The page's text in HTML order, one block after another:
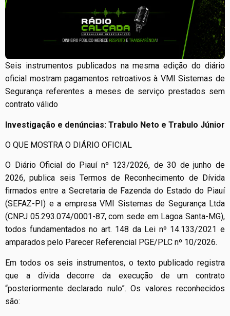
Seis instrumentos publicados na mesma edição do diário
oficial mostram pagamentos retroativos à VMI Sistemas de
Segurança referentes a meses de serviço prestados sem
contrato válido
Investigação e denúncias: Trabulo Neto e Trabulo Júnior
O QUE MOSTRA O DIÁRIO OFICIAL
O Diário Oficial do Piauí nº 123/2026, de 30 de junho de
2026, publica seis Termos de Reconhecimento de Dívida
firmados entre a Secretaria de Fazenda do Estado do Piauí
(SEFAZ-PI) e a empresa VMI Sistemas de Segurança Ltda
(CNPJ 05.293.074/0001-87, com sede em Lagoa Santa-MG),
todos fundamentados no art. 148 da Lei nº 14.133/2021 e
amparados pelo Parecer Referencial PGE/PLC nº 10/2026.
Em todos os seis instrumentos, o texto publicado registra
que a dívida decorre da execução de um contrato
“posteriormente declarado nulo”. Os valores reconhecidos
são: